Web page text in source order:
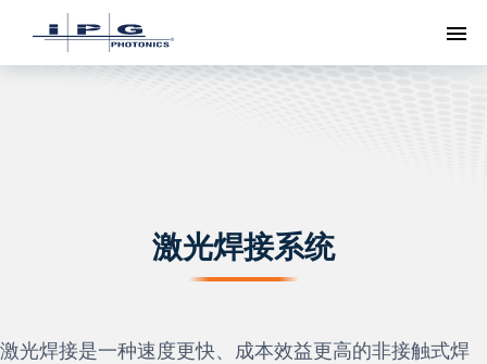
切
激光焊接系统
激光焊接是一种速度更快、成本效益更高的非接触式焊